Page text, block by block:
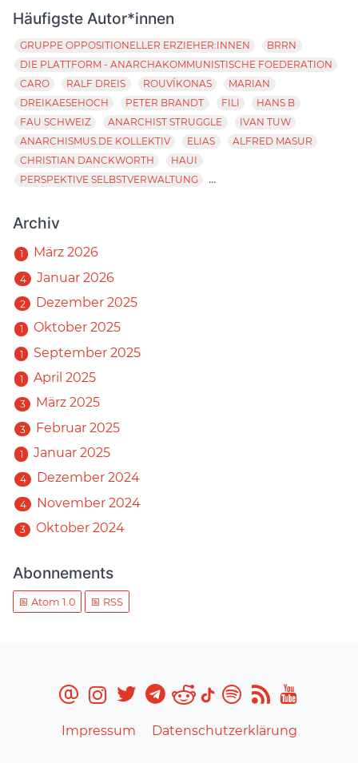
Häufigste Autor*innen
GRUPPE OPPOSITIONELLER ERZIEHER:INNEN
BRRN
DIE PLATTFORM - ANARCHAKOMMUNISTISCHE FOEDERATION
CARO
RALF DREIS ROUVÍKONAS
MARIAN
DREIKAESEHOCH
PETER BRANDT FILI
HANS B
FAU SCHWEIZ
ANARCHIST STRUGGLE
IVAN TUW
ANARCHISMUS.DE KOLLEKTIV
ELIAS
ALFRED MASUR
CHRISTIAN DANCKWORTH
HAUI
PERSPEKTIVE SELBSTVERWALTUNG
...
Archiv
1 März 2026
4 Januar 2026
2 Dezember 2025
1 Oktober 2025
1 September 2025
1 April 2025
3 März 2025
3 Februar 2025
1 Januar 2025
4 Dezember 2024
4 November 2024
3 Oktober 2024
Abonnements
Atom 1.0 RSS
Impressum Datenschutzerklärung